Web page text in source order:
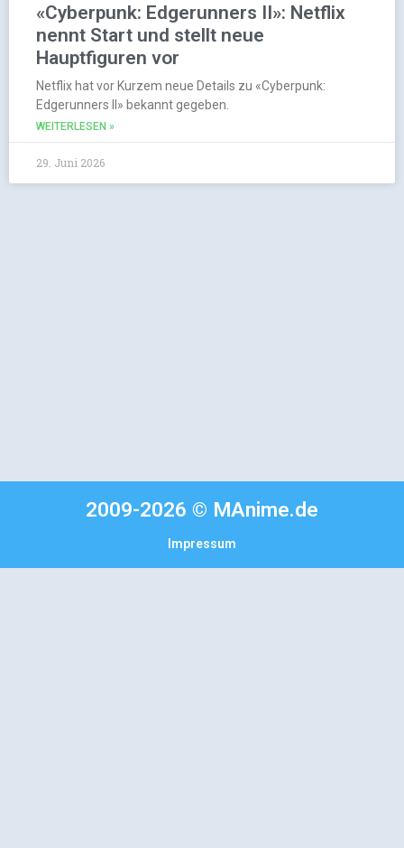
«Cyberpunk: Edgerunners II»: Netflix
nennt Start und stellt neue
Hauptfiguren vor
Netflix hat vor Kurzem neue Details zu «Cyberpunk:
Edgerunners II» bekannt gegeben.
WEITERLESEN »
29. Juni 2026
2009-2026 © MAnime.de
Impressum